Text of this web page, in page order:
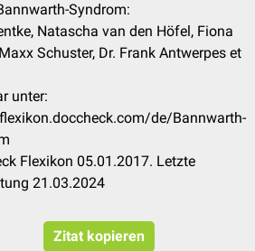
Syndrom:
Natascha van den Höfel, Fiona
Schuster, Dr. Frank Antwerpes et
unter:
de/Bannwarth-
Flexikon 05.01.2017. Letzte
21.03.2024
Zitat kopieren